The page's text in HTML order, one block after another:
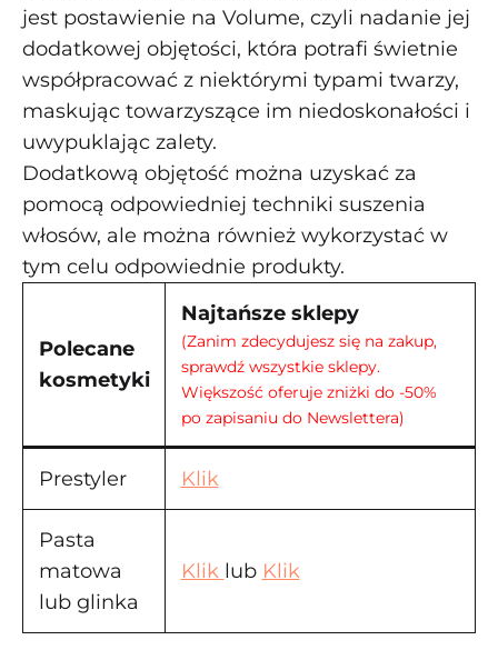
jest postawienie na Volume, czyli nadanie jej
dodatkowej objętości, która potrafi świetnie
współpracować z niektórymi typami twarzy,
maskując towarzyszące im niedoskonałości i
uwypuklając zalety.
Dodatkową objętość można uzyskać za
pomocą odpowiedniej techniki suszenia
włosów, ale można również wykorzystać w
tym celu odpowiednie produkty.
Polecane
kosmetyki
Najtańsze sklepy
(Zanim zdecydujesz się na zakup,
sprawdź wszystkie sklepy.
Większość oferuje zniżki do -50%
po zapisaniu do Newslettera)
Prestyler Klik
Pasta
matowa
lub glinka
Klik lub Klik